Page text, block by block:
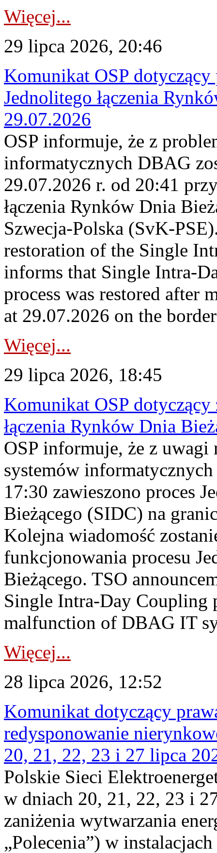
Więcej...
29 lipca 2026, 20:46
Komunikat OSP
Jednolitego łączenia
29.07.2026
OSP informuje, że z
informatycznych DBAG
29.07.2026 r. od 20:41
łączenia Rynków Dnia
Szwecja-Polska (SvK-
restoration of the Single
informs that Single Intra-
process was restored after
at 29.07.2026 on the
Więcej...
29 lipca 2026, 18:45
Komunikat OSP dotyczący
łączenia Rynków Dnia
OSP informuje, że z uwagi
systemów
17:30 zawieszono proces
Bieżącego (SIDC) na
Kolejna wiadomość
funkcjonowania procesu
Bieżącego. TSO
Single Intra-Day Coupling
malfunction of DBAG IT
Więcej...
28 lipca 2026, 12:52
Komunikat dotyczący
redysponowanie
20, 21, 22, 23 i 27 lipca
Polskie Sieci
w dniach 20, 21, 22, 23 i
zaniżenia wytwarzania
„Polecenia”) w